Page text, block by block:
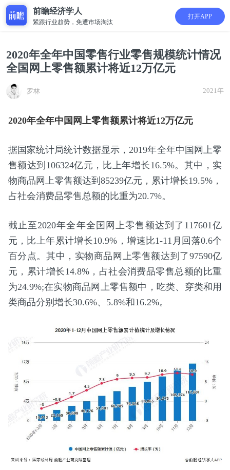
前瞻经济学人
紧跟行业趋势，免遭市场淘汰
打开APP
2020年全年中国零售行业零售规模统计情况
全国网上零售额累计将近12万亿元
罗林 2021年
2020年全年中国网上零售额累计将近12万亿元
据国家统计局统计数据显示，2019年全年中国网上零
售额达到106324亿元，比上年增长16.5%。其中，实
物商品网上零售额达到85239亿元，累计增长19.5%，
占社会消费品零售总额的比重为20.7%。
截止至2020年全年全国网上零售额达到了117601亿
元，比上年累计增长10.9%，增速比1-11月回落0.6个
百分点。其中，实物商品网上零售额达到了97590亿
元，累计增长14.8%，占社会消费品零售总额的比重
为24.9%;在实物商品网上零售额中，吃类、穿类和用
类商品分别增长30.6%、5.8%和16.2%。